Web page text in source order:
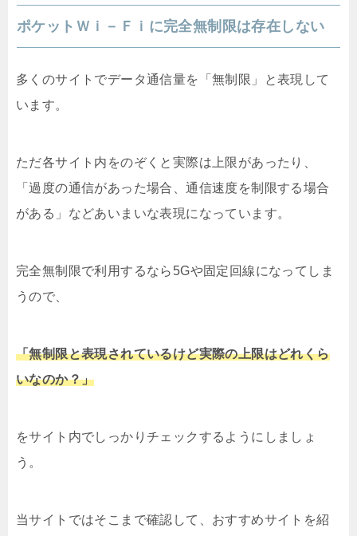
ポケットＷｉ－Ｆｉに完全無制限は存在しない
多くのサイトでデータ通信量を「無制限」と表現して
います。
ただ各サイト内をのぞくと実際は上限があったり、
「過度の通信があった場合、通信速度を制限する場合
がある」などあいまいな表現になっています。
完全無制限で利用するなら5Gや固定回線になってしま
うので、
「無制限と表現されているけど実際の上限はどれくら
いなのか？」
をサイト内でしっかりチェックするようにしましょ
う。
当サイトではそこまで確認して、おすすめサイトを紹